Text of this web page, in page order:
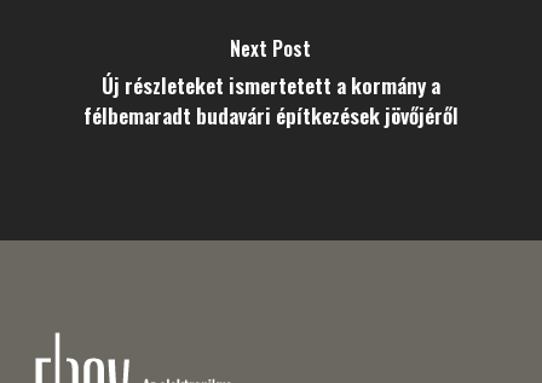
Next Post
Új részleteket ismertetett a kormány a
félbemaradt budavári építkezések jövőjéről